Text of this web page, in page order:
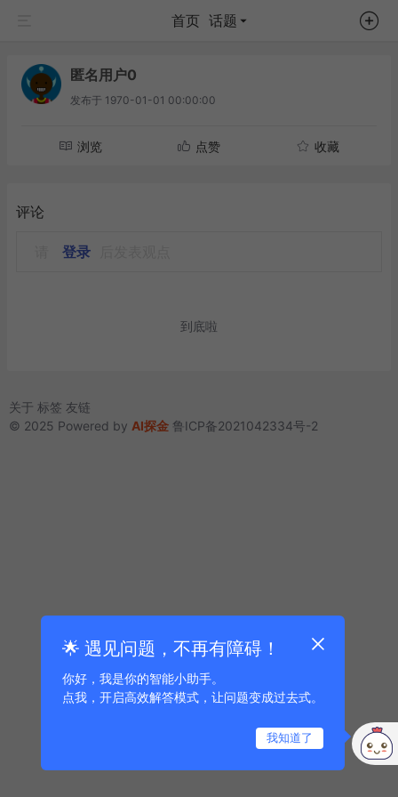
首页 话题
匿名用户0
发布于 1970-01-01 00:00:00
浏览 点赞 收藏
评论
登录
到底啦
关于 标签 友链
© 2025 Powered by AI探金 鲁ICP备2021042334号-2
🌟 遇见问题，不再有障碍！
你好，我是你的智能小助手。
点我，开启高效解答模式，让问题变成过去式。
我知道了